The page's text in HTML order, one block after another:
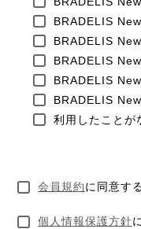
BRADELIS
BRADELIS
BRADELIS
BRADELIS
BRADELIS
利用したことが
会員規約に同意す
個人情報保護方針